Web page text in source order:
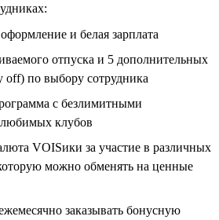
и белая зарплата
отпуска и 5 дополнительных
off) по выбору сотрудника
с безлимитными
клубов
VOISики за участие в различных
можно обменять на ценные
заказывать бонусную